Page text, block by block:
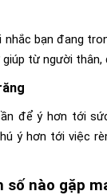
nhắc bạn đang
từ người thân,
để ý hơn tới
ý hơn tới việc
số nào gặp